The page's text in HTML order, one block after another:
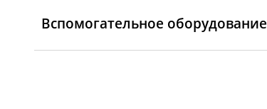
Вспомогательное оборудование